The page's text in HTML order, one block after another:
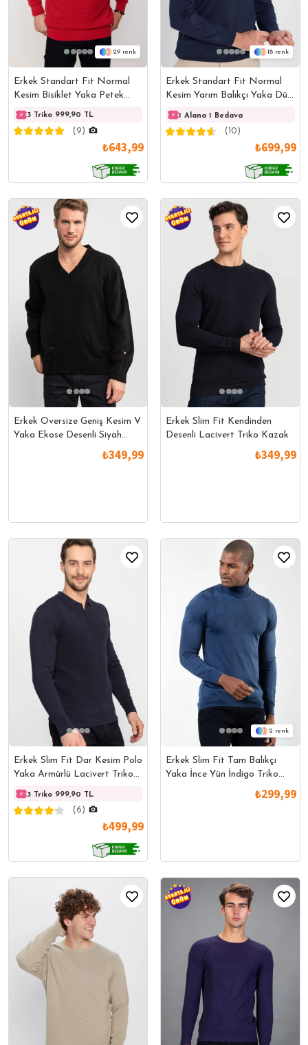
29
Erkek Standart Fit Normal
Kesim Bisiklet Yaka Petek
Desenli Kırmızı Triko Kazak
3 Triko 999,90 TL 3 Triko 999,90 TL
(9)
₺643,99
18
Erkek Standart Fit Normal
Kesim Yarım Balıkçı Yaka Düz
Lacivert Triko Kazak
1 Alana 1 Bedava
(10)
₺699,99
Erkek Oversize Geniş Kesim V
Yaka Ekose Desenli Siyah
₺349,99
Erkek Slim Fit Kendinden
Desenli Lacivert Triko Kazak
₺349,99
Erkek Slim Fit Dar Kesim Polo
Yaka Armürlü Lacivert Triko
Kazak
3 Triko 999,90 TL 3
(6)
₺499,99
2
Erkek Slim Fit Tam Balıkçı
Yaka İnce Yün İndigo Triko
₺299,99